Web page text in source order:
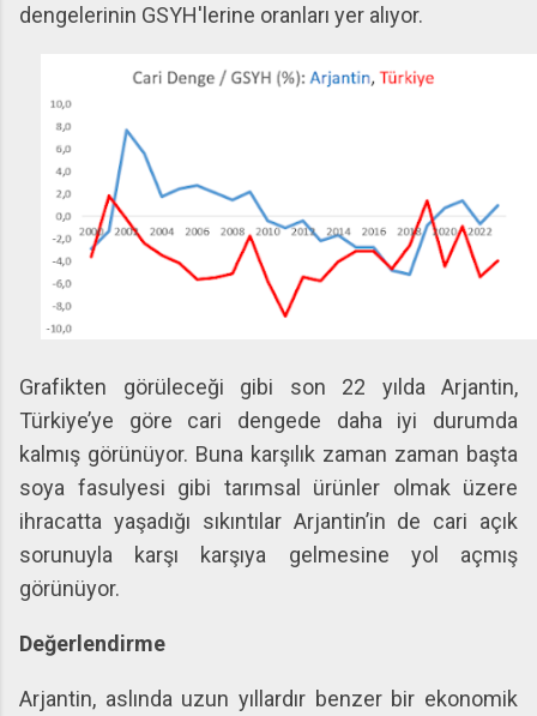
dengelerinin GSYH'lerine oranları yer alıyor.
Grafikten görüleceği gibi son 22 yılda Arjantin,
Türkiye’ye göre cari dengede daha iyi durumda
kalmış görünüyor. Buna karşılık zaman zaman başta
soya fasulyesi gibi tarımsal ürünler olmak üzere
ihracatta yaşadığı sıkıntılar Arjantin’in de cari açık
sorunuyla karşı karşıya gelmesine yol açmış
görünüyor.
Değerlendirme
Arjantin, aslında uzun yıllardır benzer bir ekonomik